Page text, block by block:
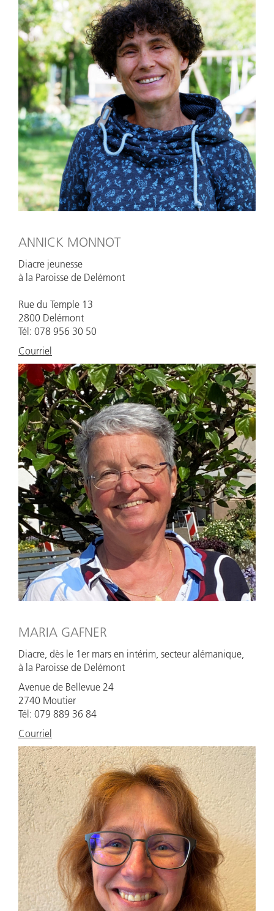
ANNICK MONNOT
Diacre jeunesse
à la Paroisse de Delémont
Rue du Temple 13
2800 Delémont
Tél: 078 956 30 50
Courriel
MARIA GAFNER
Diacre, dès le 1er mars en intérim, secteur alémanique,
à la Paroisse de Delémont
Avenue de Bellevue 24
2740 Moutier
Tél: 079 889 36 84
Courriel